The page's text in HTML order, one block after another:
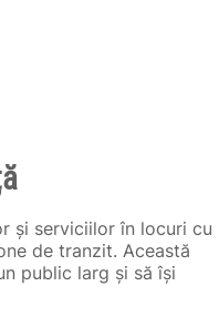
și serviciilor în locuri cu
de tranzit. Această
public larg și să își